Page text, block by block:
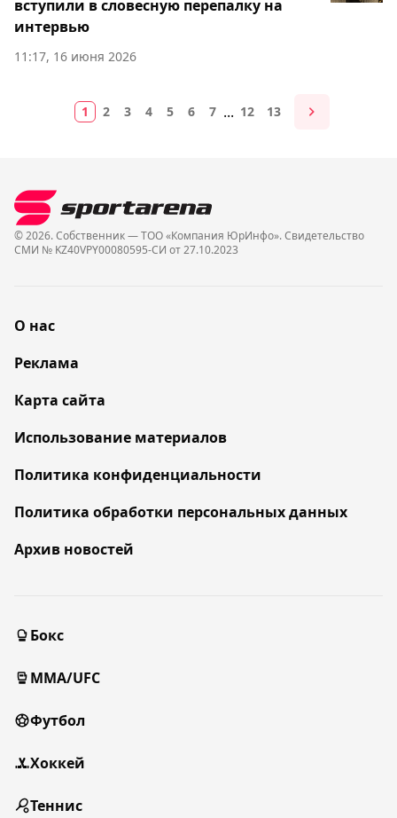
вступили в словесную перепалку на
интервью
11:17, 16 июня 2026
1 2 3 4 5 6 7 ... 12 13
© 2026. Собственник — ТОО «Компания ЮрИнфо». Cвидетельство
СМИ № KZ40VPY00080595-СИ от 27.10.2023
О нас
Реклама
Карта сайта
Использование материалов
Политика конфиденциальности
Политика обработки персональных данных
Архив новостей
Бокс
MMA/UFC
Футбол
Хоккей
Теннис